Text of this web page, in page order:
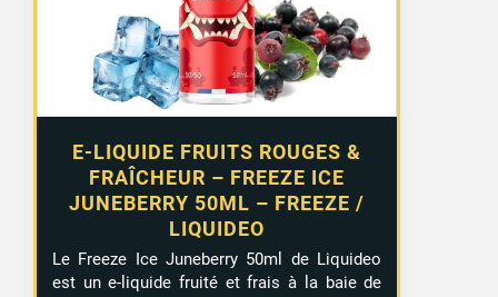
E-LIQUIDE FRUITS ROUGES &
FRAÎCHEUR – FREEZE ICE
JUNEBERRY 50ML – FREEZE /
LIQUIDEO
Le Freeze Ice Juneberry 50ml de Liquideo
est un e-liquide fruité et frais à la baie de